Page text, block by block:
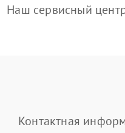
Наш сервисный
Контактная